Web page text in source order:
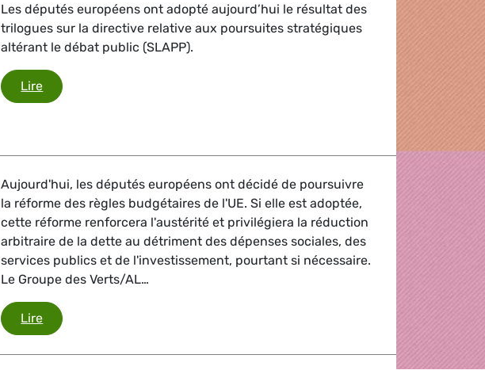
Les députés européens ont adopté aujourd’hui le résultat des
trilogues sur la directive relative aux poursuites stratégiques
altérant le débat public (SLAPP).
LireLe Parlement européen vote en faveur de règles européennes pour
Aujourd'hui, les députés européens ont décidé de poursuivre
la réforme des règles budgétaires de l'UE. Si elle est adoptée,
cette réforme renforcera l'austérité et privilégiera la réduction
arbitraire de la dette au détriment des dépenses sociales, des
services publics et de l'investissement, pourtant si nécessaire.
Le Groupe des Verts/AL…
LireLes députés se prononcent en faveur d'une réforme "suicidaire" des